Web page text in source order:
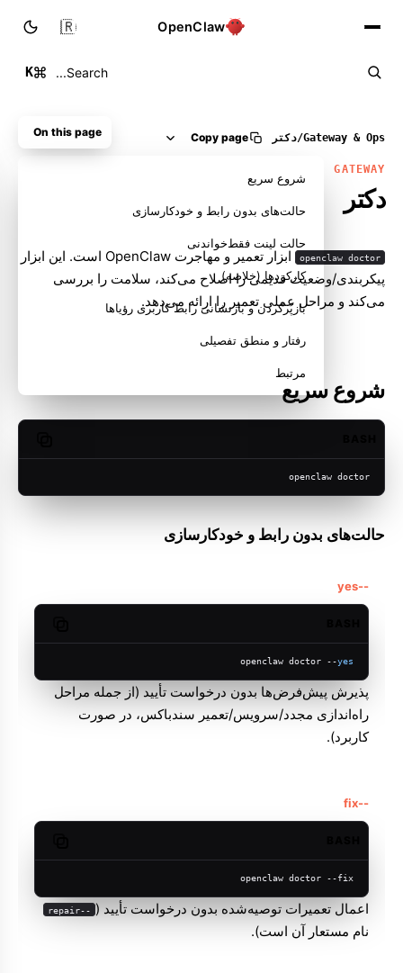
OpenClaw
Search...
K
🇮🇷
Gateway & Ops
/دکتر Copy page
GATEWAY
دکتر
openclaw doctor
ابزار تعمیر و مهاجرت OpenClaw است. این ابزار
پیکربندی/وضعیت قدیمی را اصلاح می‌کند، سلامت را بررسی
می‌کند و مراحل عملی تعمیر را ارائه می‌دهد.
شروع سریع
openclaw doctor
حالت‌های بدون رابط و خودکارسازی
--yes
openclaw doctor --yes
پذیرش پیش‌فرض‌ها بدون درخواست تأیید (از جمله مراحل
راه‌اندازی مجدد/سرویس/تعمیر سندباکس، در صورت
کاربرد).
--fix
openclaw doctor --fix
اعمال تعمیرات توصیه‌شده بدون درخواست تأیید ( --repair
نام مستعار آن است).
On this page
شروع سریع
حالت‌های بدون رابط و خودکارسازی
حالت لینت فقط‌خواندنی
کارکردها (خلاصه)
بازپُرکردن و بازنشانی رابط کاربری رؤیاها
رفتار و منطق تفصیلی
مرتبط